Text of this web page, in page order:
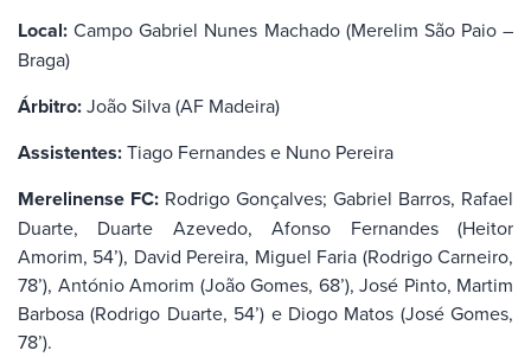
Local: Campo Gabriel Nunes Machado (Merelim São Paio –
Braga)
Árbitro:João Silva (AF Madeira)
Assistentes:Tiago Fernandes e Nuno Pereira
Merelinense FC: Rodrigo Gonçalves; Gabriel Barros, Rafael
Duarte, Duarte Azevedo, Afonso Fernandes (Heitor
Amorim, 54’), David Pereira, Miguel Faria (Rodrigo Carneiro,
78’), António Amorim (João Gomes, 68’), José Pinto, Martim
Barbosa (Rodrigo Duarte, 54’) e Diogo Matos (José Gomes,
78’).